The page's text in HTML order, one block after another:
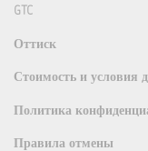
GTC
Оттиск
Стоимость и условия
Политика
Правила отмены